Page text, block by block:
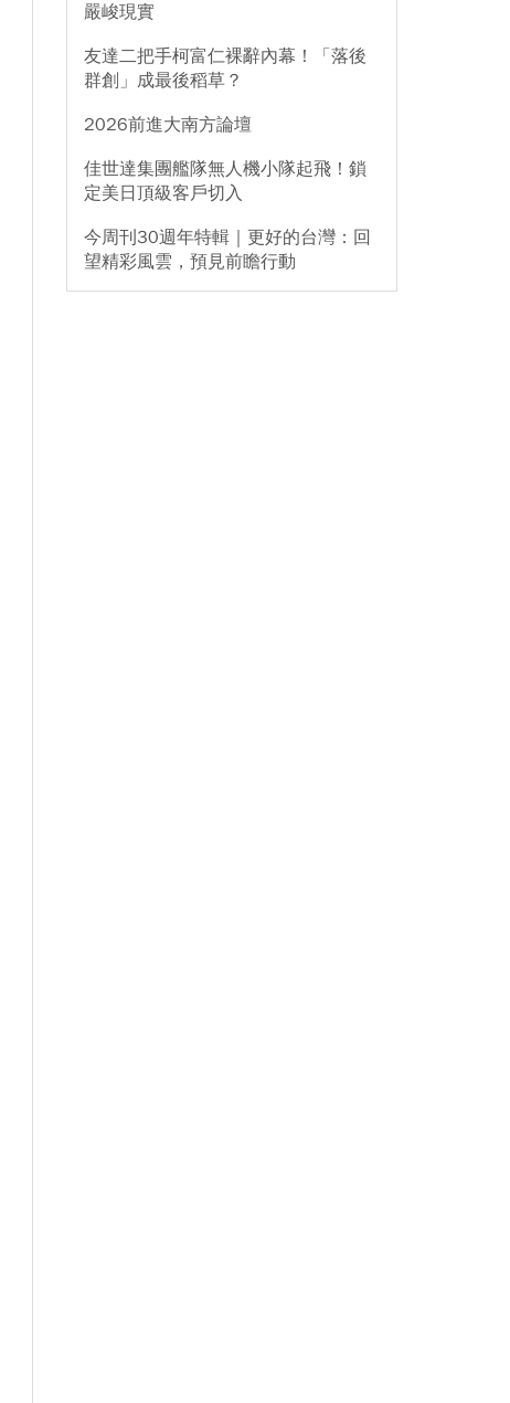
嚴峻現實
友達二把手柯富仁裸辭內幕！「落後
群創」成最後稻草？
2026前進大南方論壇
佳世達集團艦隊無人機小隊起飛！鎖
定美日頂級客戶切入
今周刊30週年特輯｜更好的台灣：回
望精彩風雲，預見前瞻行動